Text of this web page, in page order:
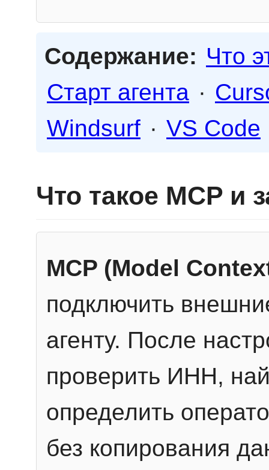
Содержание: Что
Старт агента ·
Windsurf · VS Code
Что такое MCP и
MCP (Model
подключить
агенту. После
проверить ИНН,
определить
без копирования